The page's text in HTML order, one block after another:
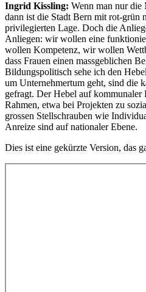
Ingrid Kissling: Wenn man nur die
dann ist die Stadt Bern mit rot-grün
privilegierten Lage. Doch die
Anliegen: wir wollen eine
wollen Kompetenz, wir wollen
dass Frauen einen massgeblichen
Bildungspolitisch sehe ich den
um Unternehmertum geht, sind die
gefragt. Der Hebel auf kommunaler
Rahmen, etwa bei Projekten zu
grossen Stellschrauben wie
Anreize sind auf nationaler Ebene.
Dies ist eine gekürzte Version, das